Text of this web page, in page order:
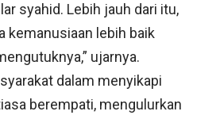
syahid. Lebih jauh dari itu,
kemanusiaan lebih baik
ujarnya.
dalam menyikapi
berempati, mengulurkan